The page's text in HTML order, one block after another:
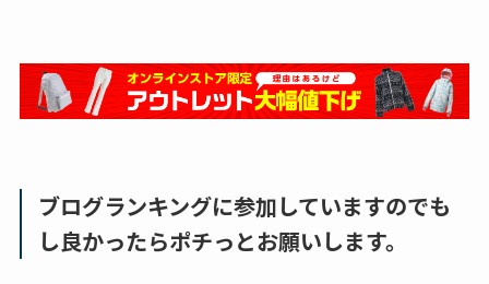
ブログランキングに参加していますのでも
し良かったらポチっとお願いします。